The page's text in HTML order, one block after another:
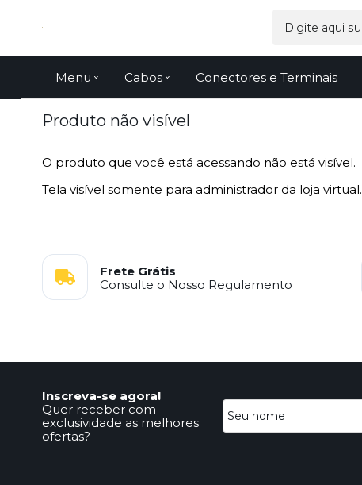
Menu Cabos Conectores e Terminais
Produto não visível
O produto que você está acessando não está visível.
Tela visível somente para administrador da loja virtual.
Frete Grátis
Consulte o Nosso Regulamento
Inscreva-se agora!
Quer receber com
exclusividade as melhores
ofertas?